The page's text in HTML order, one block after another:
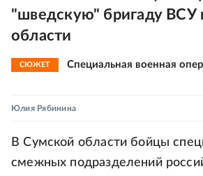
"шведскую" бригаду ВСУ
области
СЮЖЕТ Специальная военная
Юлия Рябинина
В Сумской области бойцы
смежных подразделений